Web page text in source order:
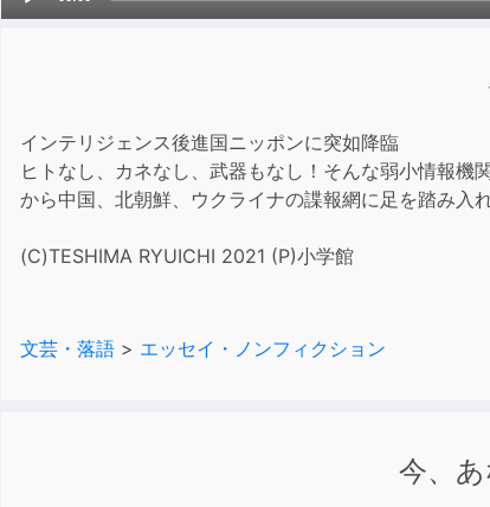
Player
インテリジェンス後進国ニッポンに突如降臨
ヒトなし、カネなし、武器もなし！そんな弱小情報
から中国、北朝鮮、ウクライナの諜報網に足を踏み入
(C)TESHIMA RYUICHI 2021 (P)小学館
文芸・落語 > エッセイ・ノンフィクション
今、